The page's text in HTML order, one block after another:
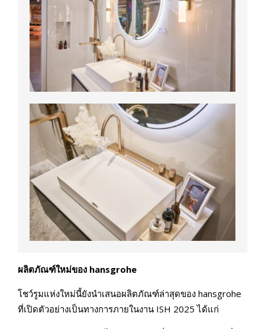
ผลิตภัณฑ์ใหม่ของ hansgrohe
โชว์รูมแห่งใหม่นี้ยังนำเสนอผลิตภัณฑ์ล่าสุดของ hansgrohe
ที่เปิดตัวอย่างเป็นทางการภายในงาน ISH 2025 ได้แก่